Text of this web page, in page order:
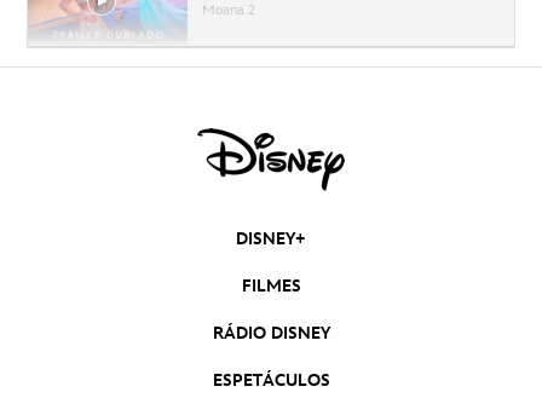
Moana 2
Capitão América: Admirável Mundo Novo |
Agatha Desde Sempre | Teaser Trailer
Dublado | Disney+
Moana 2
Deadpool & Wolverine | Trailer 2 Oficial
Deadpool & Wolverine
DISNEY+
FILMES
RÁDIO DISNEY
ESPETÁCULOS